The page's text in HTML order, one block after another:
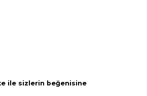
ile sizlerin beğenisine